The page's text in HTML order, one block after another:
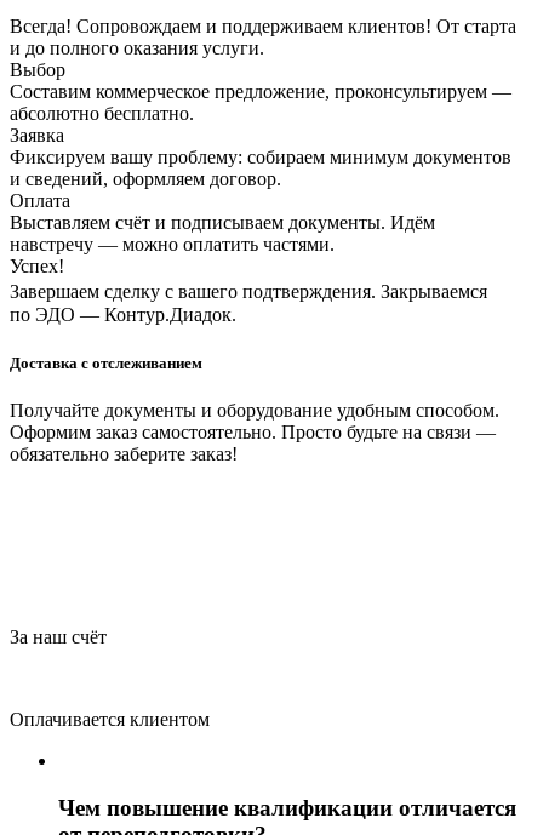
Всегда! Сопровождаем и поддерживаем клиентов! От старта
и до полного оказания услуги.
Выбор
Составим коммерческое предложение, проконсультируем —
абсолютно бесплатно.
Заявка
Фиксируем вашу проблему: собираем минимум документов
и сведений, оформляем договор.
Оплата
Выставляем счёт и подписываем документы. Идём
навстречу — можно оплатить частями.
Успех!
Завершаем сделку с вашего подтверждения. Закрываемся
по ЭДО — Контур.Диадок.
Доставка с отслеживанием
Получайте документы и оборудование удобным способом.
Оформим заказ самостоятельно. Просто будьте на связи —
обязательно заберите заказ!
За наш счёт
Оплачивается клиентом
Чем повышение квалификации отличается